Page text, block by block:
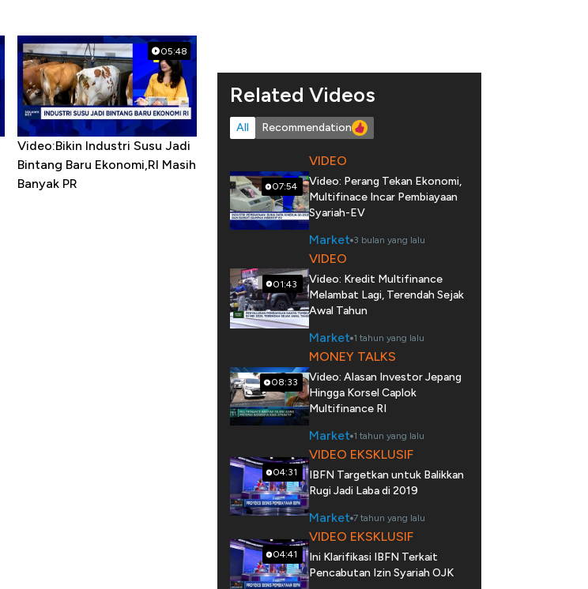
05:48
Video:Bikin Industri Susu Jadi
Bintang Baru Ekonomi,RI Masih
Banyak PR
Related Videos
All Recommendation
07:54
VIDEO
Video: Perang Tekan Ekonomi,
Multifinace Incar Pembiayaan
Syariah-EV
Market 3 bulan yang lalu
01:43
VIDEO
Video: Kredit Multifinance
Melambat Lagi, Terendah Sejak
Awal Tahun
Market 1 tahun yang lalu
08:33
MONEY TALKS
Video: Alasan Investor Jepang
Hingga Korsel Caplok
Multifinance RI
Market 1 tahun yang lalu
04:31
VIDEO EKSKLUSIF
IBFN Targetkan untuk Balikkan
Rugi Jadi Laba di 2019
Market 7 tahun yang lalu
04:41
VIDEO EKSKLUSIF
Ini Klarifikasi IBFN Terkait
Pencabutan Izin Syariah OJK